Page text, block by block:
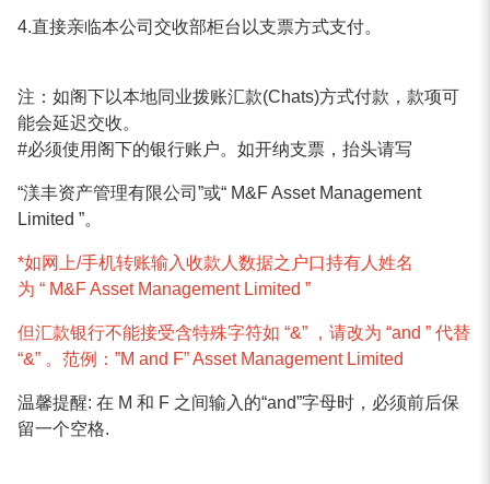
4.直接亲临本公司交收部柜台以支票方式支付。
注：如阁下以本地同业拨账汇款(Chats)方式付款，款项可
能会延迟交收。
#必须使用阁下的银行账户。如开纳支票，抬头请写
“渼丰资产管理有限公司”或“ M&F Asset Management
Limited ”。
*如网上/手机转账输入收款人数据之户口持有人姓名
为 “ M&F Asset Management Limited ”
但汇款银行不能接受含特殊字符如 “&” ，请改为 “and ” 代替
“&” 。范例：”M and F” Asset Management Limited
温馨提醒: 在 M 和 F 之间输入的“and”字母时，必须前后保
留一个空格.